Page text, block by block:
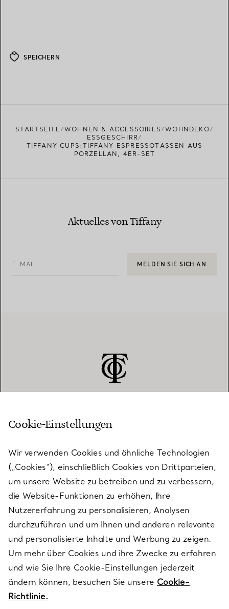
SPEICHERN
STARTSEITE WOHNEN & ACCESSOIRES
WOHNDEKO
ESSGESCHIRR
TIFFANY CUPS:TIFFANY ESPRESSOTASSEN AUS
PORZELLAN, 4ER-SET
Aktuelles von Tiffany
E-MAIL MELDEN SIE SICH AN
KUNDENSERVICE
SERVICES
ÜBER TIFFANY & CO.
RECHTLICHE HINWEISE
FOLGEN SIE UNS
Cookie-Einstellungen
Wir verwenden Cookies und ähnliche Technologien
(„Cookies“), einschließlich Cookies von Drittparteien,
um unsere Website zu betreiben und zu verbessern,
die Website-Funktionen zu erhöhen, Ihre
Nutzererfahrung zu personalisieren, Analysen
durchzuführen und um Ihnen und anderen relevante
und personalisierte Inhalte und Werbung zu zeigen.
Um mehr über Cookies und ihre Zwecke zu erfahren
und wie Sie Ihre Cookie-Einstellungen jederzeit
ändern können, besuchen Sie unsere Cookie-
Richtlinie.